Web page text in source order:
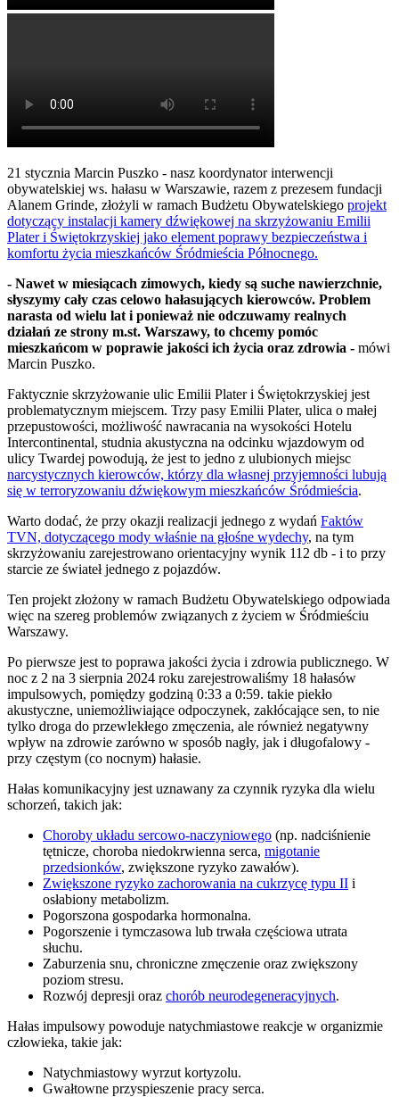
21 stycznia Marcin Puszko - nasz koordynator interwencji
obywatelskiej ws. hałasu w Warszawie, razem z prezesem fundacji
Alanem Grinde, złożyli w ramach Budżetu Obywatelskiego projekt
dotyczący instalacji kamery dźwiękowej na skrzyżowaniu Emilii
Plater i Świętokrzyskiej jako element poprawy bezpieczeństwa i
komfortu życia mieszkańców Śródmieścia Północnego.
- Nawet w miesiącach zimowych, kiedy są suche nawierzchnie,
słyszymy cały czas celowo hałasujących kierowców. Problem
narasta od wielu lat i ponieważ nie odczuwamy realnych
działań ze strony m.st. Warszawy, to chcemy pomóc
mieszkańcom w poprawie jakości ich życia oraz zdrowia - mówi
Marcin Puszko.
Faktycznie skrzyżowanie ulic Emilii Plater i Świętokrzyskiej jest
problematycznym miejscem. Trzy pasy Emilii Plater, ulica o małej
przepustowości, możliwość nawracania na wysokości Hotelu
Intercontinental, studnia akustyczna na odcinku wjazdowym od
ulicy Twardej powodują, że jest to jedno z ulubionych miejsc
narcystycznych kierowców, którzy dla własnej przyjemności lubują
się w terroryzowaniu dźwiękowym mieszkańców Śródmieścia.
Warto dodać, że przy okazji realizacji jednego z wydań Faktów
TVN, dotyczącego mody właśnie na głośne wydechy, na tym
skrzyżowaniu zarejestrowano orientacyjny wynik 112 db - i to przy
starcie ze świateł jednego z pojazdów.
Ten projekt złożony w ramach Budżetu Obywatelskiego odpowiada
więc na szereg problemów związanych z życiem w Śródmieściu
Warszawy.
Po pierwsze jest to poprawa jakości życia i zdrowia publicznego. W
noc z 2 na 3 sierpnia 2024 roku zarejestrowaliśmy 18 hałasów
impulsowych, pomiędzy godziną 0:33 a 0:59. takie piekło
akustyczne, uniemożliwiające odpoczynek, zakłócające sen, to nie
tylko droga do przewlekłego zmęczenia, ale również negatywny
wpływ na zdrowie zarówno w sposób nagły, jak i długofalowy -
przy częstym (co nocnym) hałasie.
Hałas komunikacyjny jest uznawany za czynnik ryzyka dla wielu
schorzeń, takich jak:
Choroby układu sercowo-naczyniowego (np. nadciśnienie
tętnicze, choroba niedokrwienna serca, migotanie
przedsionków, zwiększone ryzyko zawałów).
Zwiększone ryzyko zachorowania na cukrzycę typu II i
osłabiony metabolizm.
Pogorszona gospodarka hormonalna.
Pogorszenie i tymczasowa lub trwała częściowa utrata
słuchu.
Zaburzenia snu, chroniczne zmęczenie oraz zwiększony
poziom stresu.
Rozwój depresji oraz chorób neurodegeneracyjnych.
Hałas impulsowy powoduje natychmiastowe reakcje w organizmie
człowieka, takie jak:
Natychmiastowy wyrzut kortyzolu.
Gwałtowne przyspieszenie pracy serca.